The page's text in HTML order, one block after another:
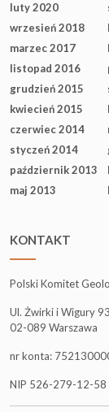
luty 2020
wrzesień 2018
marzec 2017
listopad 2016
grudzień 2015
kwiecień 2015
czerwiec 2014
styczeń 2014
październik 2013
maj 2013
KONTAKT
Polski Komitet
Ul. Żwirki i Wigury 93
02-089 Warszawa
nr konta:
NIP 526-279-12-58